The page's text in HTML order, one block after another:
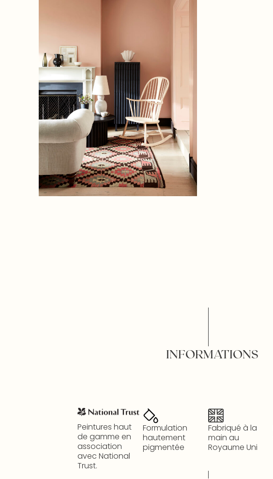
INFORMATIONS
Peintures haut
de gamme en
association
avec National
Trust.
Formulation
hautement
pigmentée
Fabriqué à la
main au
Royaume Uni